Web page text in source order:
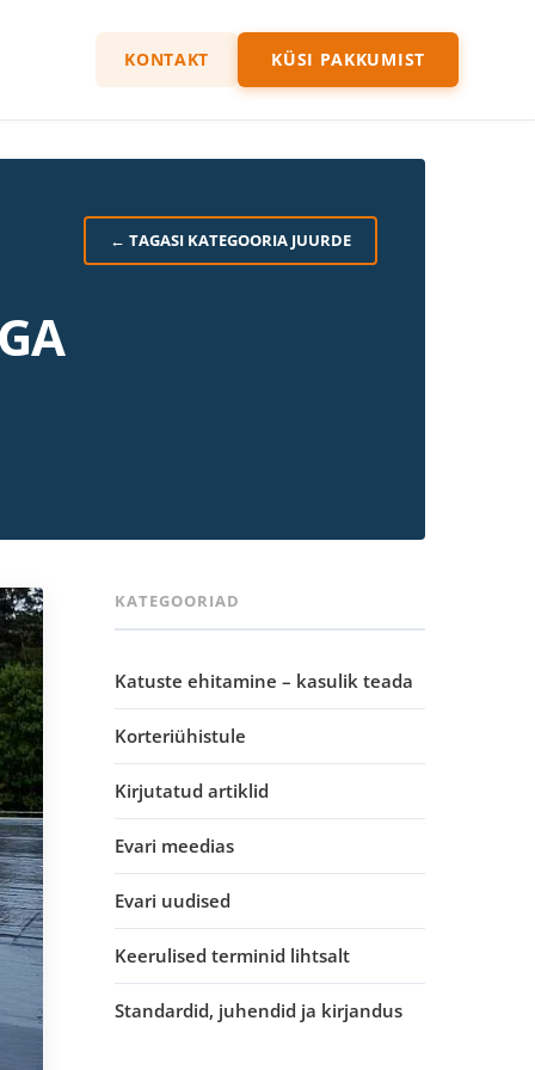
KONTAKT KÜSI PAKKUMIST
← TAGASI KATEGOORIA JUURDE
KATEGOORIAD
Katuste ehitamine – kasulik teada
Korteriühistule
Kirjutatud artiklid
Evari meedias
Evari uudised
Keerulised terminid lihtsalt
Standardid, juhendid ja kirjandus